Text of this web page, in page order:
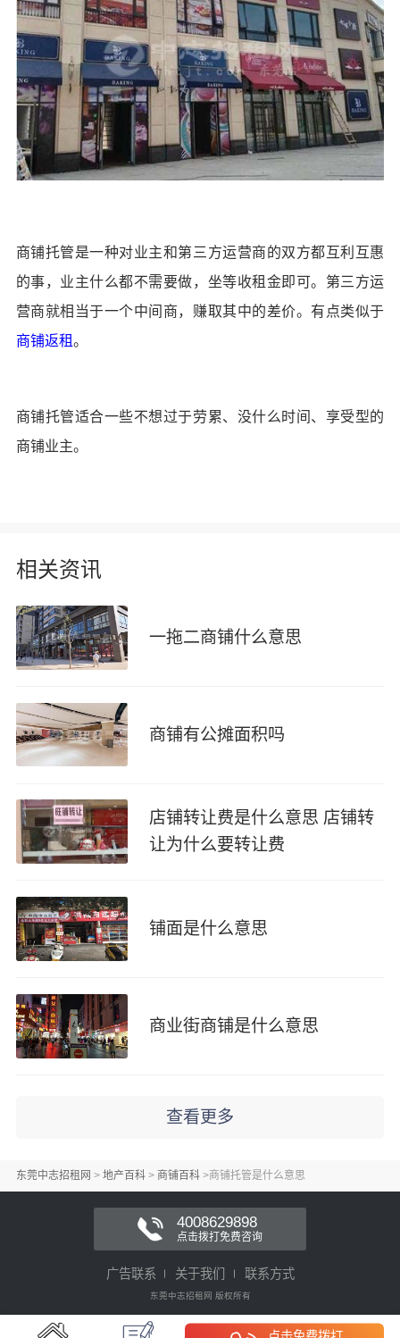
商铺托管是一种对业主和第三方运营商的双方都互利互惠
的事，业主什么都不需要做，坐等收租金即可。第三方运
营商就相当于一个中间商，赚取其中的差价。有点类似于
商铺返租。
商铺托管适合一些不想过于劳累、没什么时间、享受型的
商铺业主。
相关资讯
一拖二商铺什么意思
商铺有公摊面积吗
店铺转让费是什么意思 店铺转
让为什么要转让费
铺面是什么意思
商业街商铺是什么意思
查看更多
东莞中志招租网 > 地产百科 > 商铺百科 >商铺托管是什么意思
4008629898
点击拨打免费咨询
广告联系 关于我们 联系方式
东莞中志招租网 版权所有